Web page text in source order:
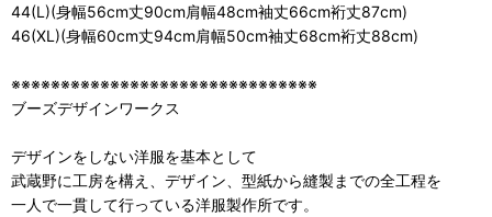
44(L)(身幅56cm丈90cm肩幅48cm袖丈66cm裄丈87cm)
46(XL)(身幅60cm丈94cm肩幅50cm袖丈68cm裄丈88cm)
※※※※※※※※※※※※※※※※※※※※※※※※※※※※※※※
ブーズデザインワークス
デザインをしない洋服を基本として
武蔵野に工房を構え、デザイン、型紙から縫製までの全工程を
一人で一貫して行っている洋服製作所です。